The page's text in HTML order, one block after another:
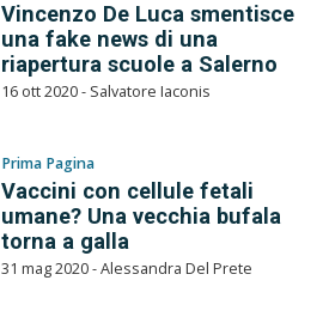
Vincenzo De Luca smentisce
una fake news di una
riapertura scuole a Salerno
16 ott 2020 - Salvatore Iaconis
Prima Pagina
Vaccini con cellule fetali
umane? Una vecchia bufala
torna a galla
31 mag 2020 - Alessandra Del Prete